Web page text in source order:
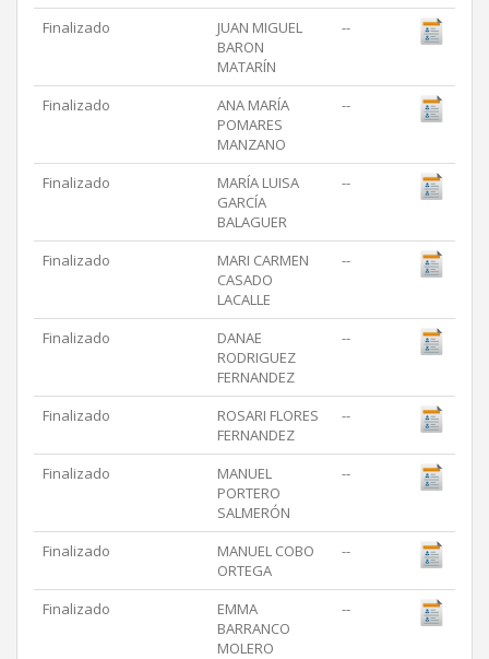
Finalizado
JUAN MIGUEL
BARON
MATARÍN
--
Finalizado
ANA MARÍA
POMARES
MANZANO
--
Finalizado
MARÍA LUISA
GARCÍA
BALAGUER
--
Finalizado
MARI CARMEN
CASADO
LACALLE
--
Finalizado
DANAE
RODRIGUEZ
FERNANDEZ
--
Finalizado
ROSARI FLORES
FERNANDEZ
--
Finalizado
MANUEL
PORTERO
SALMERÓN
--
Finalizado
MANUEL COBO
ORTEGA
--
Finalizado
EMMA
BARRANCO
MOLERO
--